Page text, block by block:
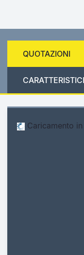
QUOTAZIONI
Caricamento